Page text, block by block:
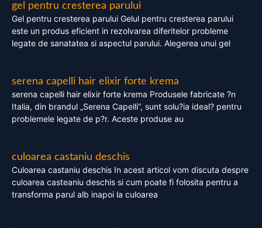
gel pentru cresterea parului
Gel pentru cresterea parului Gelul pentru cresterea parului
este un produs eficient in rezolvarea diferitelor probleme
legate de sanatatea si aspectul parului. Alegerea unui gel
serena capelli hair elixir forte krema
serena capelli hair elixir forte krema Produsele fabricate ?n
Italia, din brandul „Serena Capelli”, sunt solu?ia ideal? pentru
problemele legate de p?r. Aceste produse au
culoarea castaniu deschis
Culoarea castaniu deschis In acest articol vom discuta despre
culoarea casteaniu deschis si cum poate fi folosita pentru a
transforma parul alb inapoi la culoarea